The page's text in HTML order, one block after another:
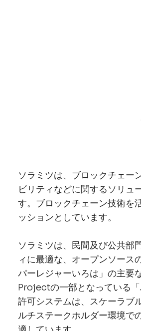
ソラミツは、ブロックチェー
ビリティなどに関するソリュ
す。ブロックチェーン技術を
ッションとしています。
ソラミツは、民間及び公共部
ィに最適な、オープンソース
パーレジャーいろは」の主
Projectの一部となっている
許可システムは、スケーラブ
ルチステークホルダー環境で